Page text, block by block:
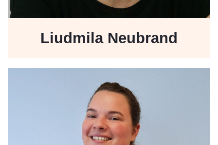
Liudmila Neubrand